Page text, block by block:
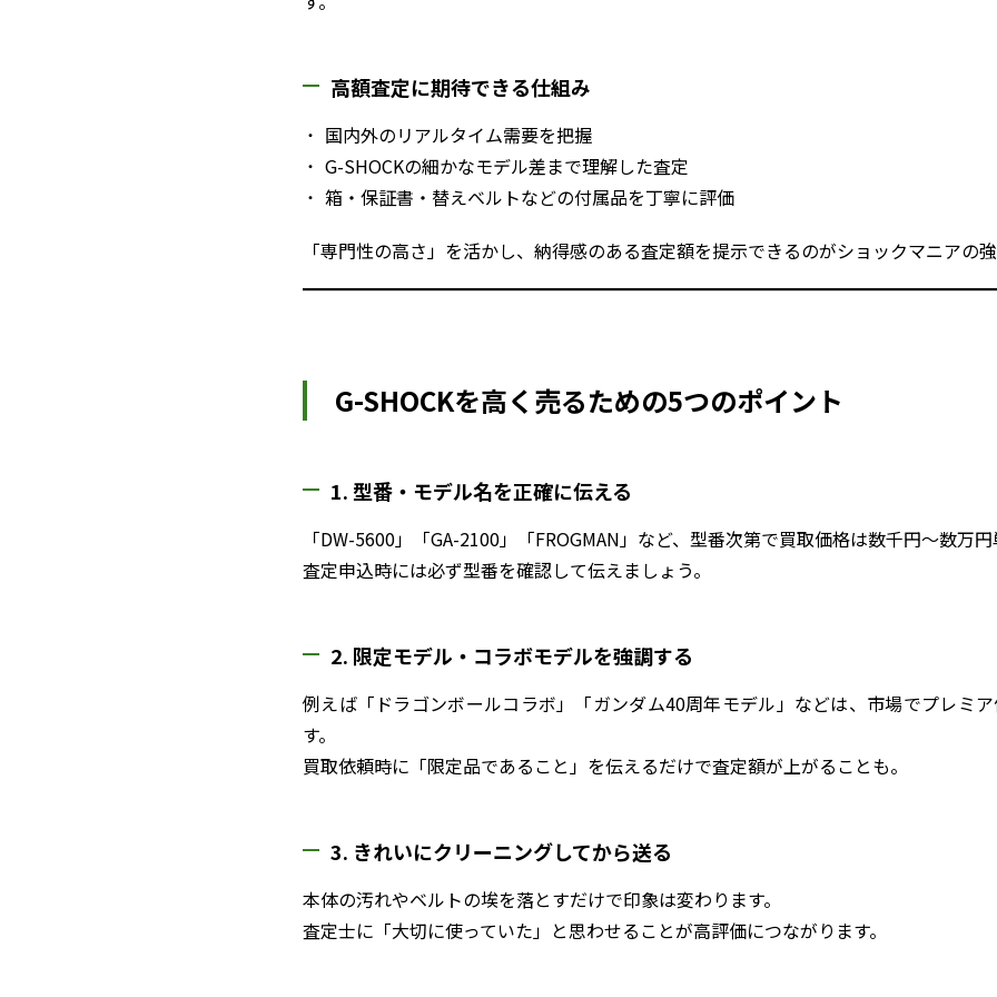
高額査定に期待できる仕組み
国内外のリアルタイム需要を把握
G-SHOCKの細かなモデル差まで理解した査定
箱・保証書・替えベルトなどの付属品を丁寧に評価
「専門性の高さ」を活かし、納得感のある査定額を提示できるのがショックマニアの
G-SHOCKを高く売るための5つのポイント
1. 型番・モデル名を正確に伝える
「DW-5600」「GA-2100」「FROGMAN」など、型番次第で買取価格は数千円〜数万
査定申込時には必ず型番を確認して伝えましょう。
2. 限定モデル・コラボモデルを強調する
例えば「ドラゴンボールコラボ」「ガンダム40周年モデル」などは、市場でプレミ
す。
買取依頼時に「限定品であること」を伝えるだけで査定額が上がることも。
3. きれいにクリーニングしてから送る
本体の汚れやベルトの埃を落とすだけで印象は変わります。
査定士に「大切に使っていた」と思わせることが高評価につながります。